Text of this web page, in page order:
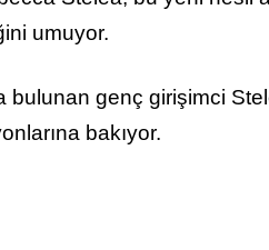
umuyor.
bulunan genç girişimci
bakıyor.